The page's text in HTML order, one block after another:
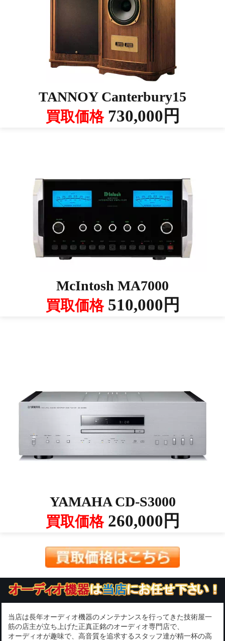
TANNOY Canterbury15
買取価格730,000円
McIntosh MA7000
買取価格510,000円
YAMAHA CD-S3000
買取価格260,000円
当店は長年オーディオ機器のメンテナンスを行ってきた技術屋一
筋の店主が立ち上げた正真正銘のオーディオ専門店で、
オーディオが趣味で、高音質を追求するスタッフ達が精一杯の高